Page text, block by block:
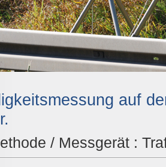
auf
/ Messgerät :